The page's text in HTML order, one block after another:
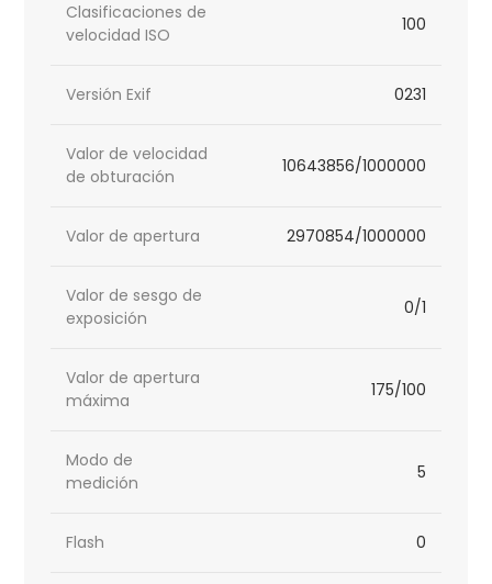
Clasificaciones de
velocidad ISO
100
Versión Exif 0231
Valor de velocidad
de obturación
10643856/1000000
Valor de apertura 2970854/1000000
Valor de sesgo de
exposición
0/1
Valor de apertura
máxima
175/100
Modo de
medición
5
Flash 0